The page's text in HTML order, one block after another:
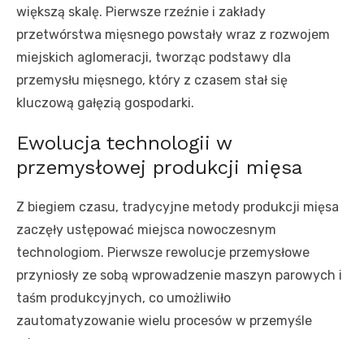
większą skalę. Pierwsze rzeźnie i zakłady
przetwórstwa mięsnego powstały wraz z rozwojem
miejskich aglomeracji, tworząc podstawy dla
przemysłu mięsnego, który z czasem stał się
kluczową gałęzią gospodarki.
Ewolucja technologii w
przemysłowej produkcji mięsa
Z biegiem czasu, tradycyjne metody produkcji mięsa
zaczęły ustępować miejsca nowoczesnym
technologiom. Pierwsze rewolucje przemysłowe
przyniosły ze sobą wprowadzenie maszyn parowych i
taśm produkcyjnych, co umożliwiło
zautomatyzowanie wielu procesów w przemyśle